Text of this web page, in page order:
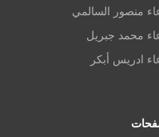
منصور السالمي
محمد جبريل
ادريس أبكر